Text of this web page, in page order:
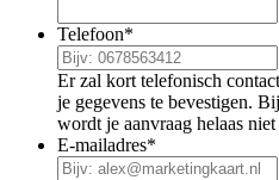
Telefoon*
Er zal kort telefonisch
je gegevens te bevestigen.
wordt je aanvraag helaas
E-mailadres*